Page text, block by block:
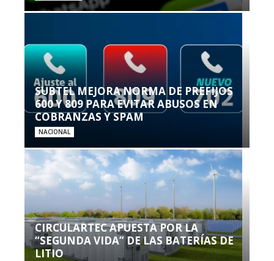
SUBTEL MEJORA NORMA DE PREFIJOS
600 Y 809 PARA EVITAR ABUSOS EN
COBRANZAS Y SPAM
NACIONAL
CIRCULARTEC APUESTA POR LA
“SEGUNDA VIDA” DE LAS BATERÍAS DE
LITIO